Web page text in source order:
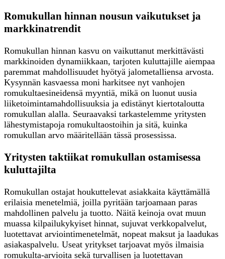
Romukullan hinnan nousun vaikutukset ja
markkinatrendit
Romukullan hinnan kasvu on vaikuttanut merkittävästi
markkinoiden dynamiikkaan, tarjoten kuluttajille aiempaa
paremmat mahdollisuudet hyötyä jalometalliensa arvosta.
Kysynnän kasvaessa moni harkitsee nyt vanhojen
romukultaesineidensä myyntiä, mikä on luonut uusia
liiketoimintamahdollisuuksia ja edistänyt kiertotaloutta
romukullan alalla. Seuraavaksi tarkastelemme yritysten
lähestymistapoja romukultaostoihin ja sitä, kuinka
romukullan arvo määritellään tässä prosessissa.
Yritysten taktiikat romukullan ostamisessa
kuluttajilta
Romukullan ostajat houkuttelevat asiakkaita käyttämällä
erilaisia menetelmiä, joilla pyritään tarjoamaan paras
mahdollinen palvelu ja tuotto. Näitä keinoja ovat muun
muassa kilpailukykyiset hinnat, sujuvat verkkopalvelut,
luotettavat arviointimenetelmät, nopeat maksut ja laadukas
asiakaspalvelu. Useat yritykset tarjoavat myös ilmaisia
romukulta-arvioita sekä turvallisen ja luotettavan